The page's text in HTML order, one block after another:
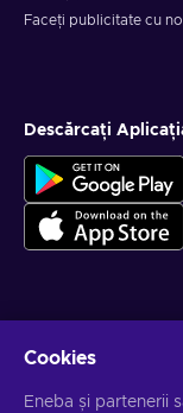
Faceți publicitate cu
Descărcați
Cookies
Eneba și partenerii